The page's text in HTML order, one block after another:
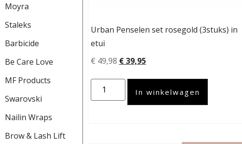
Moyra
Staleks
Barbicide
Be Care Love
MF Products
Swarovski
Nailin Wraps
Brow & Lash Lift
Urban Penselen set rosegold (3stuks) in
etui
€ 49,98 €39,95
In winkelwagen